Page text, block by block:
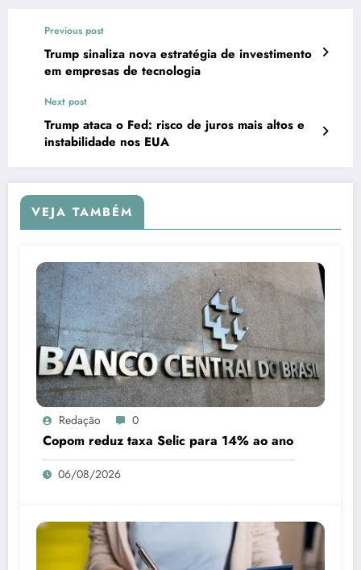
Previous post
Trump sinaliza nova estratégia de investimento
em empresas de tecnologia
Next post
Trump ataca o Fed: risco de juros mais altos e
instabilidade nos EUA
VEJA TAMBÉM
Redação 0
Copom reduz taxa Selic para 14% ao ano
06/08/2026